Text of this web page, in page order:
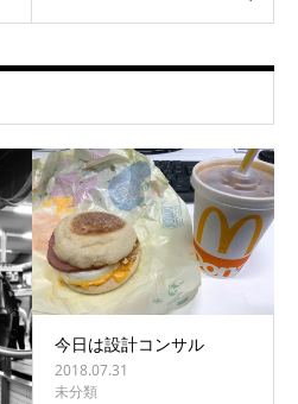
今日は設計コンサル
2018.07.31
未分類